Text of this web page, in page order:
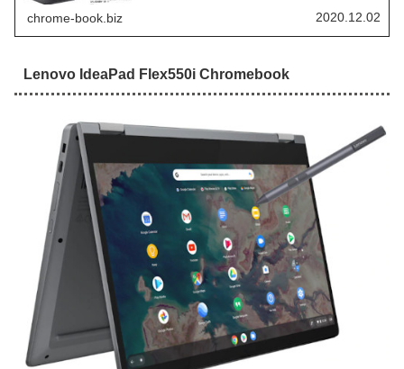
chrome-book.biz 2020.12.02
Lenovo IdeaPad Flex550i Chromebook